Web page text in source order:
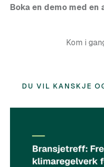
Boka en demo med en
Kom i
DU VIL KANSKJE